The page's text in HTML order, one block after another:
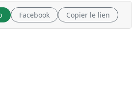
Facebook Copier le lien